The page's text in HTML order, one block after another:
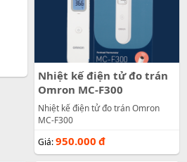
Nhiệt kế điện tử đo trán
Omron MC-F300
Nhiệt kế điện tử đo trán Omron
MC-F300
Giá:950.000 đ